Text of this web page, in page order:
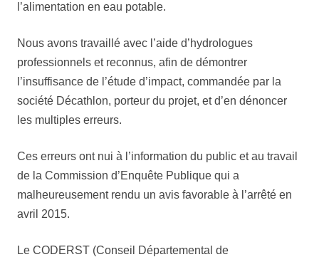
l’alimentation en eau potable.
Nous avons travaillé avec l’aide d’hydrologues
professionnels et reconnus, afin de démontrer
l’insuffisance de l’étude d’impact, commandée par la
société Décathlon, porteur du projet, et d’en dénoncer
les multiples erreurs.
Ces erreurs ont nui à l’information du public et au travail
de la Commission d’Enquête Publique qui a
malheureusement rendu un avis favorable à l’arrêté en
avril 2015.
Le CODERST (Conseil Départemental de